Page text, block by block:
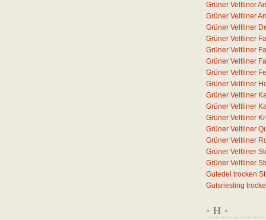
Grüner Veltliner
Grüner Veltliner
Grüner Veltliner
Grüner Veltliner
Grüner Veltliner
Grüner Veltliner
Grüner Veltliner
Grüner Veltliner
Grüner Veltliner
Grüner Veltliner
Grüner Veltliner
Grüner Veltliner
Grüner Veltliner
Grüner Veltliner
Grüner Veltliner
Gutedel trocken
Gutsriesling
* H *